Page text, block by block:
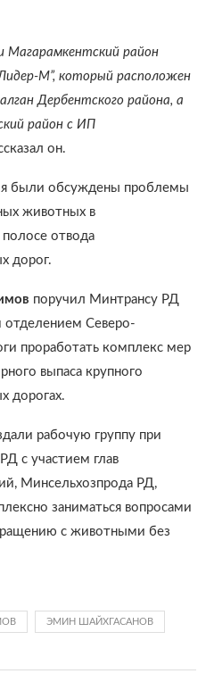
Магарамкентский район
М”, который расположен
Дербентского района, а
район с ИП
он.
были обсуждены проблемы
животных в
полосе отвода
дорог.
поручил Минтрансу РД
отделением Северо-
проработать комплекс мер
выпаса крупного
дорогах.
рабочую группу при
с участием глав
Минсельхозпрода РД,
заниматься вопросами
с животными без
ЭМИН ШАЙХГАСАНОВ